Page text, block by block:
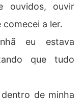
ouvidos, ouvir
comecei a ler.
eu estava
que tudo
de minha